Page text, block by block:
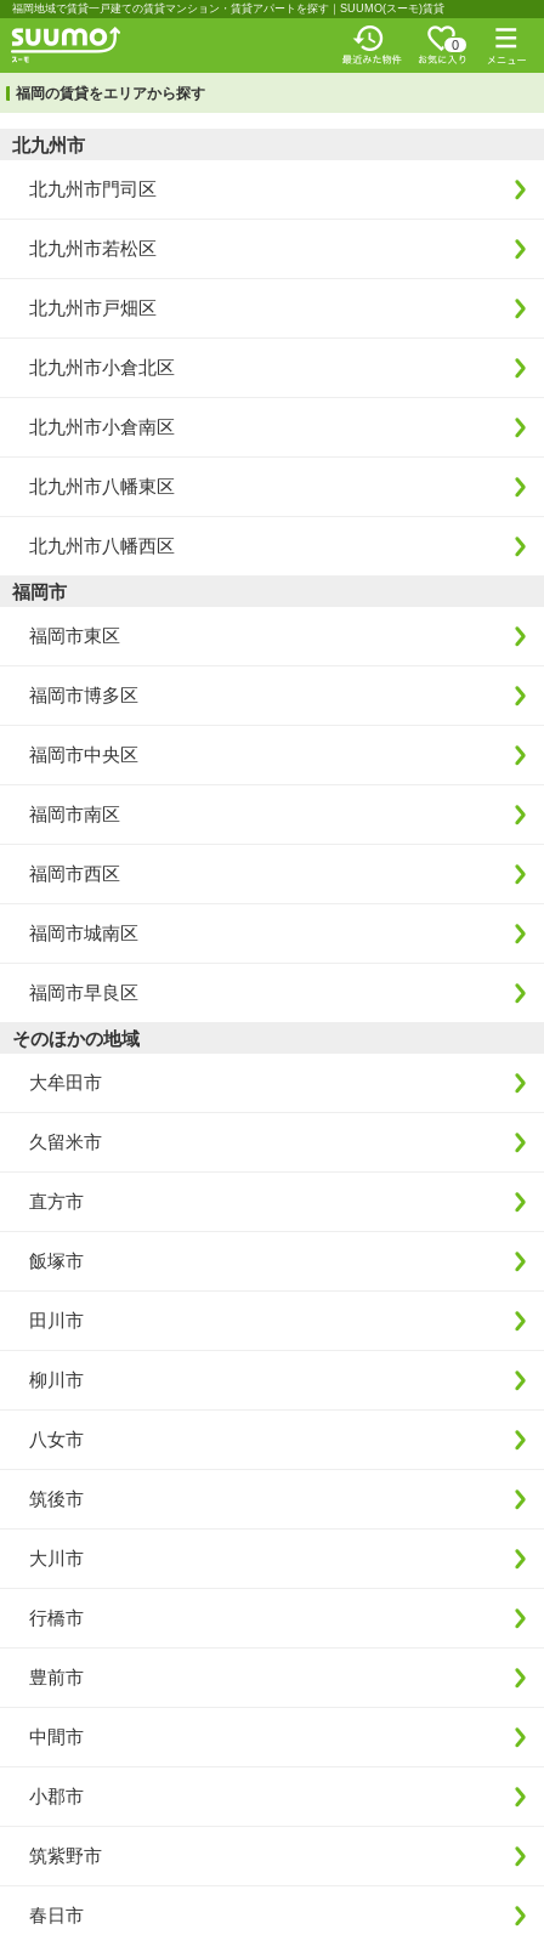
福岡地域で賃貸一戸建ての賃貸マンション・賃貸アパートを探す｜SUUMO(スーモ)賃貸
0
福岡の賃貸をエリアから探す
北九州市
北九州市門司区
北九州市若松区
北九州市戸畑区
北九州市小倉北区
北九州市小倉南区
北九州市八幡東区
北九州市八幡西区
福岡市
福岡市東区
福岡市博多区
福岡市中央区
福岡市南区
福岡市西区
福岡市城南区
福岡市早良区
そのほかの地域
大牟田市
久留米市
直方市
飯塚市
田川市
柳川市
八女市
筑後市
大川市
行橋市
豊前市
中間市
小郡市
筑紫野市
春日市